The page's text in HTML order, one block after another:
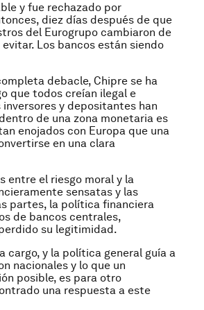
y fue rechazado por
diez días después de que
del Eurogrupo cambiaron de
Los bancos están siendo
debacle, Chipre se ha
que todos creían ilegal e
y depositantes han
de una zona monetaria es
enojados con Europa que una
en una clara
entre el riesgo moral y la
sensatas y las
partes, la política financiera
de bancos centrales,
su legitimidad.
cargo, y la política general guía a
nacionales y lo que un
posible, es para otro
una respuesta a este